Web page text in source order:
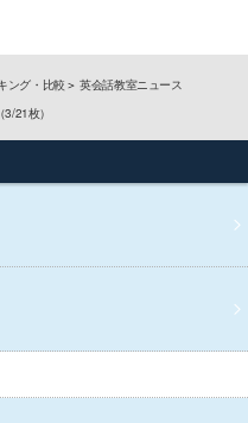
ング・比較
英会話教室ニュース
21枚）